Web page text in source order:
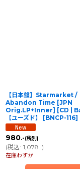
【日本盤】Starmarket /
Abandon Time [JPN
Orig.LP+Inner] [CD |
【ユーズド】
[BNCP-116]
980.-(税別)
(税込: 1,078.-)
在庫わずか